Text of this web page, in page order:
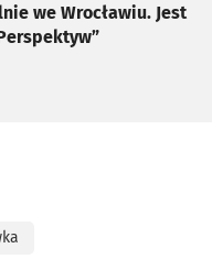
we Wrocławiu. Jest
ranking „Perspektyw”